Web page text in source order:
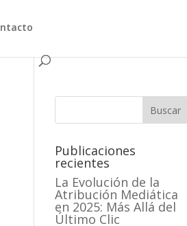
Buscar
Publicaciones
recientes
La Evolución de la
Atribución Mediática
en 2025: Más Allá del
Último Clic